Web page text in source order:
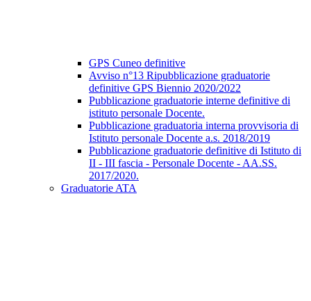
GPS Cuneo definitive
Avviso n°13 Ripubblicazione graduatorie
definitive GPS Biennio 2020/2022
Pubblicazione graduatorie interne definitive di
istituto personale Docente.
Pubblicazione graduatoria interna provvisoria di
Istituto personale Docente a.s. 2018/2019
Pubblicazione graduatorie definitive di Istituto di
II - III fascia - Personale Docente - AA.SS.
2017/2020.
Graduatorie ATA